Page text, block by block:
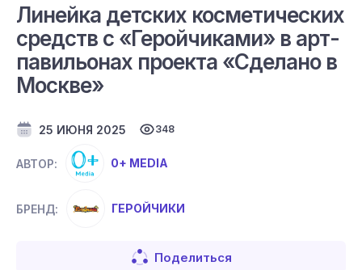
Линейка детских косметических
средств с «Геройчиками» в арт-
павильонах проекта «Сделано в
Москве»
25 ИЮНЯ 2025 348
АВТОР: 0+ MEDIA
БРЕНД: ГЕРОЙЧИКИ
Поделиться